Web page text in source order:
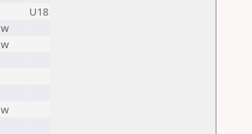
U18
w
w
w